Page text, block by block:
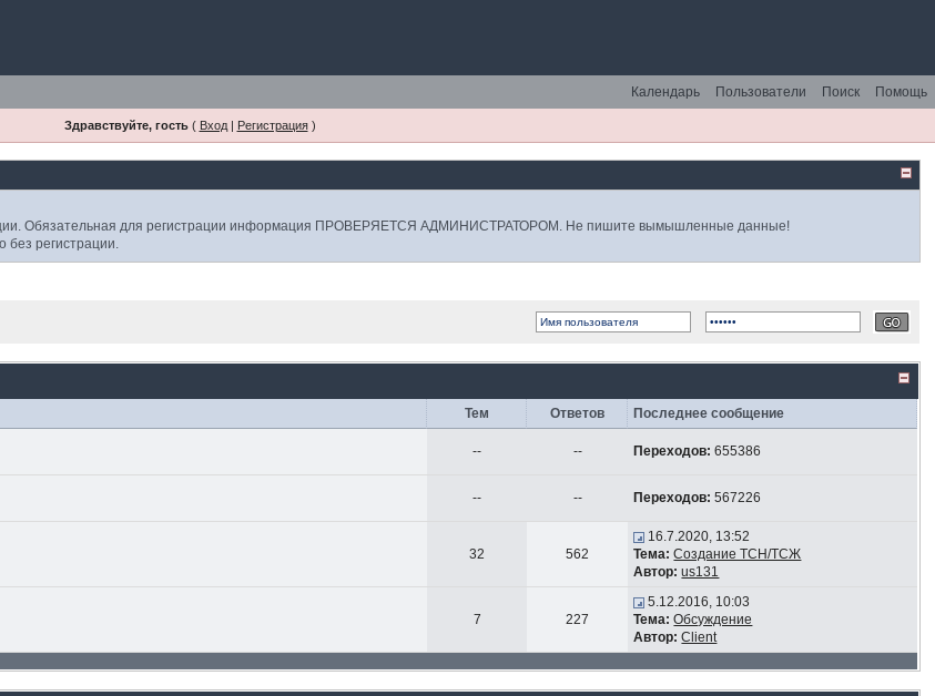
Помощь
Поиск
Пользователи
Календарь
Здравствуйте, гость( Вход| Регистрация)
Обязательная для регистрации информация ПРОВЕРЯЕТСЯ АДМИНИСТРАТОРОМ. Не пишите вымышленные данные!
без регистрации.
Тем Ответов
Последнее сообщение
-- -- Переходов: 655386
-- -- Переходов: 567226
32 562
16.7.2020, 13:52
Тема: Создание ТСН/ТСЖ
Автор: us131
7 227
5.12.2016, 10:03
Тема: Обсуждение
Автор: Client